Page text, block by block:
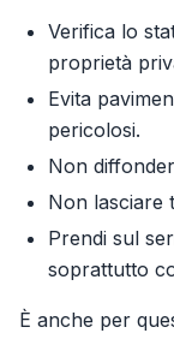
Verifica lo
proprietà
Evita
pericolosi.
Non
Non lasciare
Prendi sul
soprattutto
È anche per